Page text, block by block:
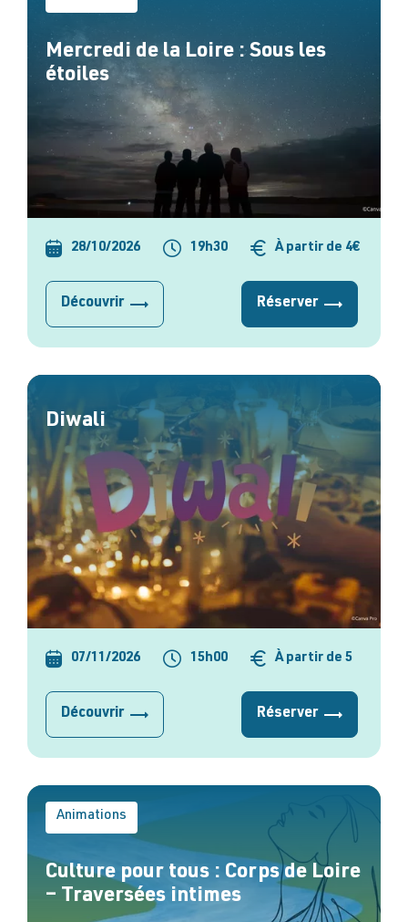
Mercredi de la Loire : Sous les
étoiles
28/10/2026 19h30 À partir de 4€
Découvrir Réserver
Diwali
07/11/2026 15h00 À partir de 5
Découvrir Réserver
Animations
Culture pour tous : Corps de Loire
– Traversées intimes